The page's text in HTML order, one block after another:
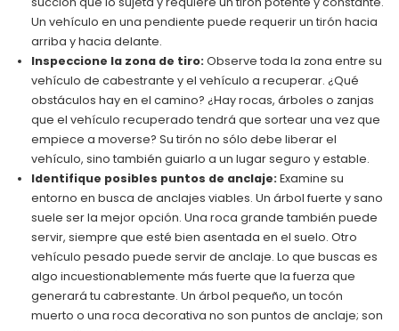
Un vehículo en una pendiente puede requerir un tirón hacia
arriba y hacia delante.
Inspeccione la zona de tiro: Observe toda la zona entre su
vehículo de cabestrante y el vehículo a recuperar. ¿Qué
obstáculos hay en el camino? ¿Hay rocas, árboles o zanjas
que el vehículo recuperado tendrá que sortear una vez que
empiece a moverse? Su tirón no sólo debe liberar el
vehículo, sino también guiarlo a un lugar seguro y estable.
Identifique posibles puntos de anclaje: Examine su
entorno en busca de anclajes viables. Un árbol fuerte y sano
suele ser la mejor opción. Una roca grande también puede
servir, siempre que esté bien asentada en el suelo. Otro
vehículo pesado puede servir de anclaje. Lo que buscas es
algo incuestionablemente más fuerte que la fuerza que
generará tu cabrestante. Un árbol pequeño, un tocón
muerto o una roca decorativa no son puntos de anclaje; son